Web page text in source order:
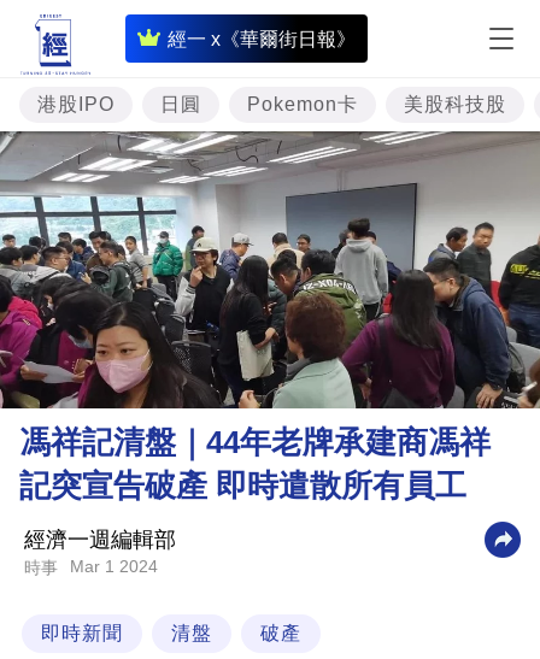
經一 x《華爾街日報》
即
時
財
經
專
題
投
資
樓
市
理
財
商
業
科
港股IPO 日圓 Pokemon卡 美股科技股
馮祥記清盤｜44年老牌承建商馮祥
記突宣告破產 即時遣散所有員工
經濟一週編輯部
時事 Mar 1 2024
即時新聞 清盤 破產